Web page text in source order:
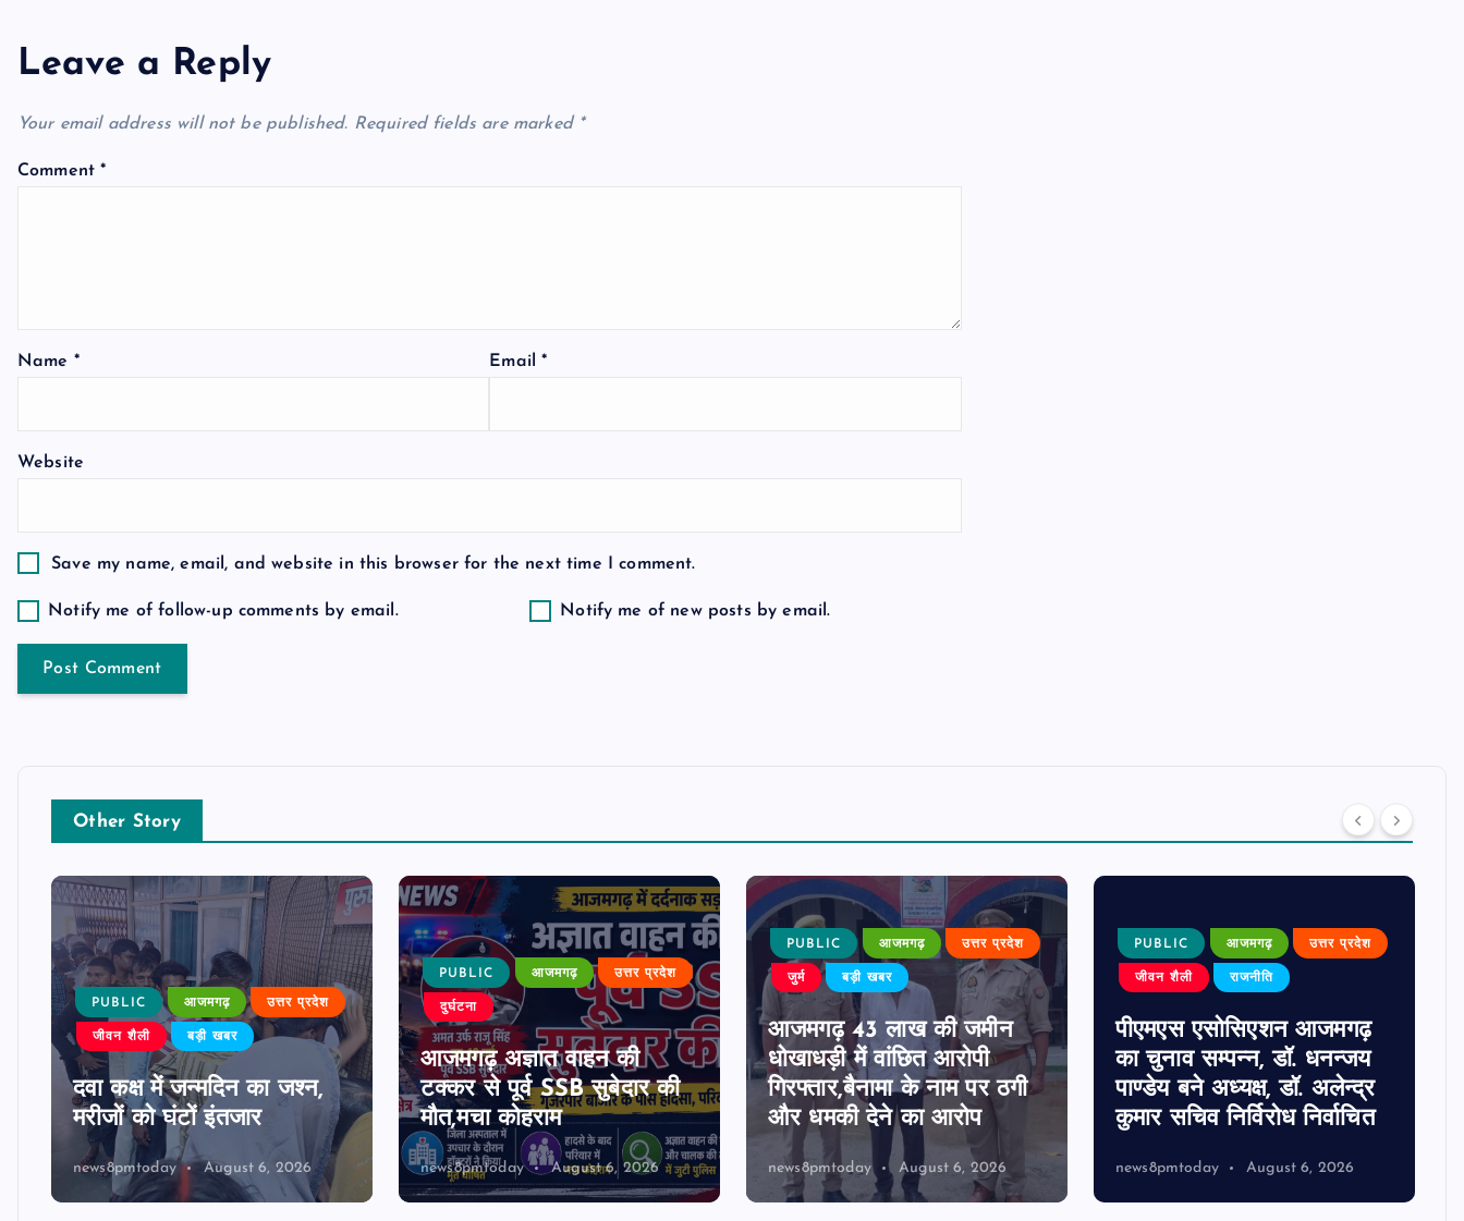
n
a
i
o
n
Leave a Reply
Your email address will not be published. Required fields are marked *
Comment*
Name * Email*
Website
Save my name, email, and website in this browser for the next time I comment.
Notify me of follow-up comments by email. Notify me of new posts by email.
Other Story
PUBLIC आजमगढ़ उत्तर प्रदेश
जीवन शैली बड़ी खबर
दवा कक्ष में जन्मदिन का जश्न,
मरीजों को घंटों इंतजार
news8pmtoday August 6, 2026
PUBLIC आजमगढ़ उत्तर प्रदेश
दुर्घटना
आजमगढ़ अज्ञात वाहन की
टक्कर से पूर्व SSB सुबेदार की
मौत,मचा कोहराम
news8pmtoday August 6, 2026
PUBLIC आजमगढ़ उत्तर प्रदेश
जुर्म बड़ी खबर
आजमगढ़ 43 लाख की जमीन
धोखाधड़ी में वांछित आरोपी
गिरफ्तार,बैनामा के नाम पर ठगी
और धमकी देने का आरोप
news8pmtoday August 6, 2026
PUBLIC आजमगढ़ उत्तर प्रदेश
जीवन शैली राजनीति
पीएमएस एसोसिएशन आजमगढ़
का चुनाव सम्पन्न, डॉ. धनन्जय
पाण्डेय बने अध्यक्ष, डॉ. अलेन्द्र
कुमार सचिव निर्विरोध निर्वाचित
news8pmtoday August 6, 2026